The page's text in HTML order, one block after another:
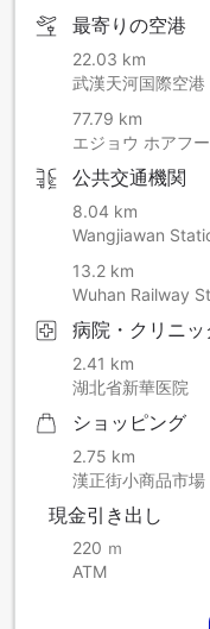
最寄りの空港
22.03 km
武漢天河国際空港
77.79 km
エジョウ ホアフ
公共交通機関
8.04 km
Wangjiawan
13.2 km
Wuhan Railway
病院・クリニッ
2.41 km
湖北省新華医院
ショッピング
2.75 km
漢正街小商品市場
現金引き出し
220 ｍ
ATM